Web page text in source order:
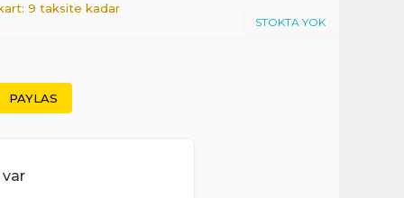
9 taksite kadar
STOKTA YOK
PAYLAS
var